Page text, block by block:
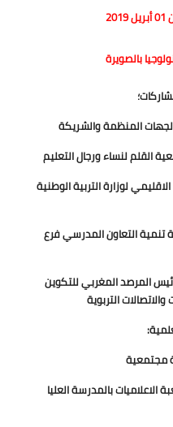
بالصويرة
القلم لنساء ورجال التعليم
لوزارة التربية الوطنية
التعاون المدرسي فرع
المرصد المغربي للتكوين
التربوية
مجتمعية
بالمدرسة العليا